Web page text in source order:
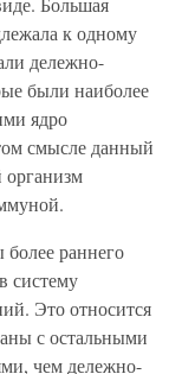
к одному
дележно-
были наиболее
ядро
смысле данный
раннего
систему
Это относится
с остальными
чем дележно-